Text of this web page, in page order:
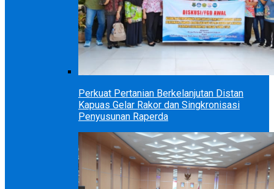
Perkuat Pertanian Berkelanjutan Distan
Kapuas Gelar Rakor dan Singkronisasi
Penyusunan Raperda